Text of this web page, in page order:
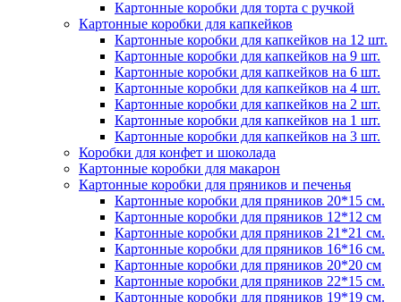
Картонные коробки для торта с ручкой
Картонные коробки для капкейков
Картонные коробки для капкейков на 12 шт.
Картонные коробки для капкейков на 9 шт.
Картонные коробки для капкейков на 6 шт.
Картонные коробки для капкейков на 4 шт.
Картонные коробки для капкейков на 2 шт.
Картонные коробки для капкейков на 1 шт.
Картонные коробки для капкейков на 3 шт.
Коробки для конфет и шоколада
Картонные коробки для макарон
Картонные коробки для пряников и печенья
Картонные коробки для пряников 20*15 см.
Картонные коробки для пряников 12*12 см
Картонные коробки для пряников 21*21 см.
Картонные коробки для пряников 16*16 см.
Картонные коробки для пряников 20*20 см
Картонные коробки для пряников 22*15 см.
Картонные коробки для пряников 19*19 см.